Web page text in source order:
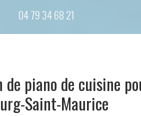
04 79 34 68 21
piano de cuisine
Saint-Maurice